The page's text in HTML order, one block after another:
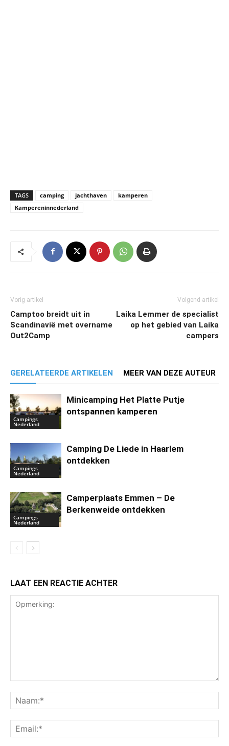
TAGS camping jachthaven
kamperen
Kampereninnederland
Vorig artikel
Camptoo breidt uit in
Scandinavië met overname
Out2Camp
Volgend artikel
Laika Lemmer de specialist
op het gebied van Laika
campers
GERELATEERDE ARTIKELEN MEER VAN DEZE AUTEUR
Campings
Nederland
Minicamping Het Platte Putje
ontspannen kamperen
Campings
Nederland
Camping De Liede in Haarlem
ontdekken
Campings
Nederland
Camperplaats Emmen – De
Berkenweide ontdekken
LAAT EEN REACTIE ACHTER